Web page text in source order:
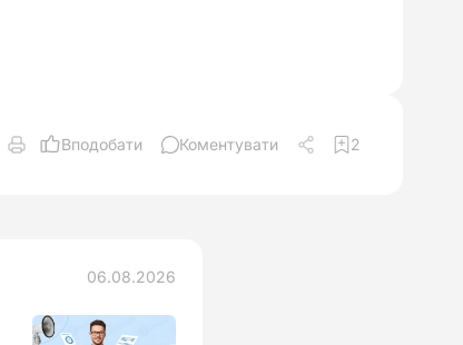
Вподобати Коментувати 2
06.08.2026